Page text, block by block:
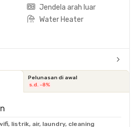
Jendela arah luar
Water Heater
Pelunasan di awal
s.d. -8%
listrik, air, laundry, cleaning